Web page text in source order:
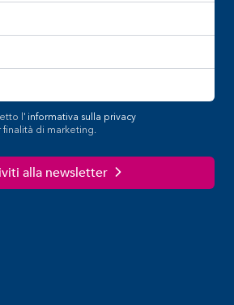
l' informativa sulla privacy
di marketing.
alla newsletter